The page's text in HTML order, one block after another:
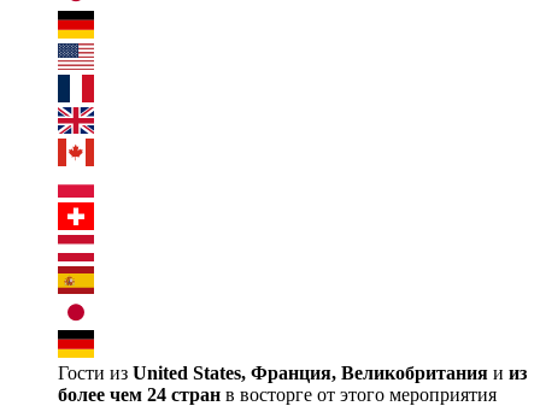
Гости из United States, Франция, Великобритания и из
более чем 24 стран в восторге от этого мероприятия